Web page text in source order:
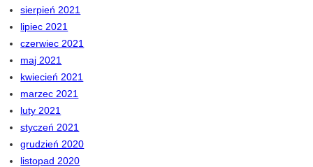
sierpień 2021
lipiec 2021
czerwiec 2021
maj 2021
kwiecień 2021
marzec 2021
luty 2021
styczeń 2021
grudzień 2020
listopad 2020